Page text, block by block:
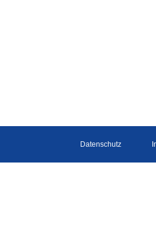
Datenschutz